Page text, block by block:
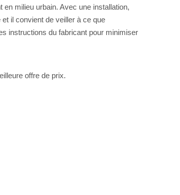
milieu urbain. Avec une installation,
il convient de veiller à ce que
instructions du fabricant pour minimiser
offre de prix.